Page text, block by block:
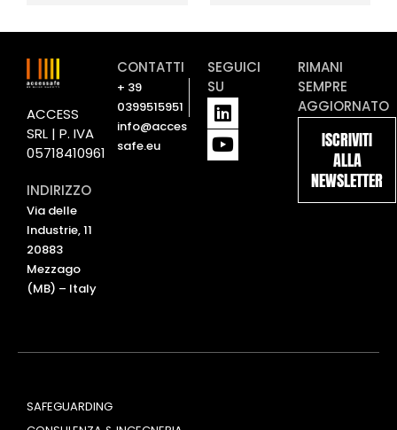
ACCESS
SRL | P. IVA
05718410961
INDIRIZZO
Via delle
Industrie, 11
20883
Mezzago
(MB) – Italy
CONTATTI
+ 39
0399515951
info@acces
safe.eu
SEGUICI
SU
L
i
n
k
Y
o
u
t
RIMANI
SEMPRE
AGGIORNATO
ISCRIVITI
ALLA
NEWSLETTER
SAFEGUARDING